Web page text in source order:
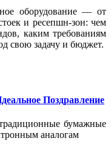
оборудование — от
и ресепшн-зон: чем
каким требованиям
свою задачу и бюджет.
Поздравление
бумажные
аналогам